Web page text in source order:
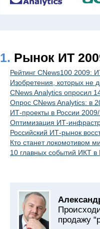
1. Рынок ИТ
Рейтинг CNews100 2009:
Изобретения, которых не
CNews Analytics опросил
Опрос CNews Analytics: в
ИТ-проекты в России
Оптимизация ИТ-
Российский ИТ-рынок
Кто станет локомотивом
10 главных событий ИКТ в
продажу